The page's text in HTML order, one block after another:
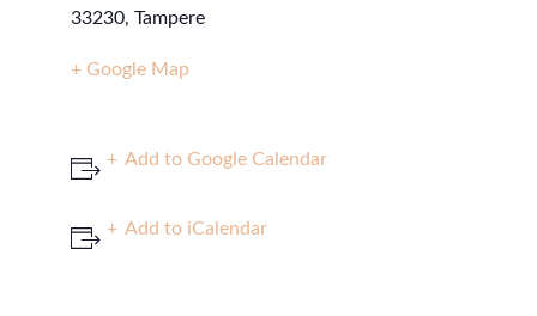
33230, Tampere
+ Google Map
Add to Google Calendar
Add to iCalendar